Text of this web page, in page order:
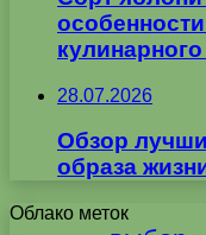
28.07.2026
Обзор
образа
Облако меток